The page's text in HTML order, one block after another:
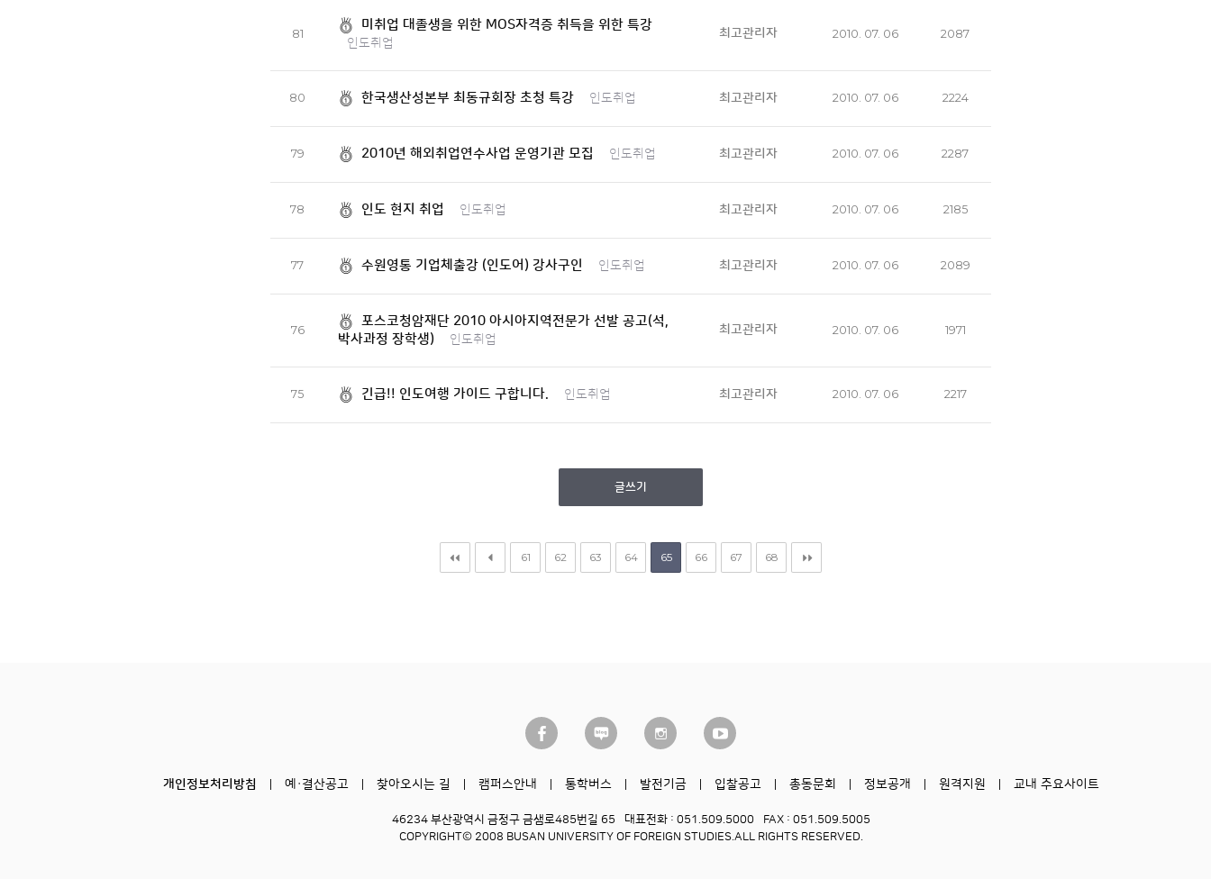
81
미취업 대졸생을 위한 MOS자격증 취득을 위한 특강
인도취업
최고관리자 2010. 07. 06 2087
80 한국생산성본부 최동규회장 초청 특강 인도취업 최고관리자 2010. 07. 06 2224
79 2010년 해외취업연수사업 운영기관 모집 인도취업 최고관리자 2010. 07. 06 2287
78 인도 현지 취업 인도취업 최고관리자 2010. 07. 06 2185
77 수원영통 기업체출강 (인도어) 강사구인 인도취업 최고관리자 2010. 07. 06 2089
76
포스코청암재단 2010 아시아지역전문가 선발 공고(석,
박사과정 장학생)
인도취업
최고관리자 2010. 07. 06 1971
75 긴급!! 인도여행 가이드 구합니다. 인도취업 최고관리자 2010. 07. 06 2217
글쓰기
61 62 63 64 65 66 67 68
개인정보처리방침 예·결산공고 찾아오시는 길 캠퍼스안내 통학버스 발전기금 입찰공고 총동문회 정보공개 원격지원 교내 주요사이트
46234 부산광역시 금정구 금샘로485번길 65 대표전화 : 051.509.5000
FAX : 051.509.5005
COPYRIGHT© 2008 BUSAN UNIVERSITY OF FOREIGN STUDIES. ALL RIGHTS RESERVED.